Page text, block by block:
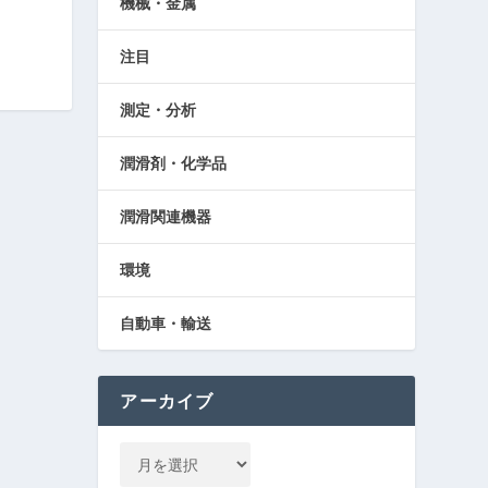
注目
測定・分析
潤滑剤・化学品
潤滑関連機器
環境
自動車・輸送
アーカイブ